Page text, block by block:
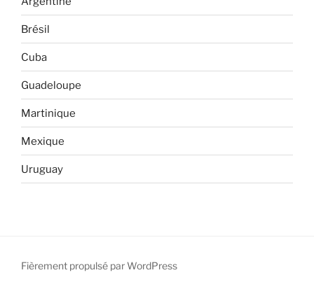
Brésil
Cuba
Guadeloupe
Martinique
Mexique
Uruguay
Fièrement propulsé par WordPress